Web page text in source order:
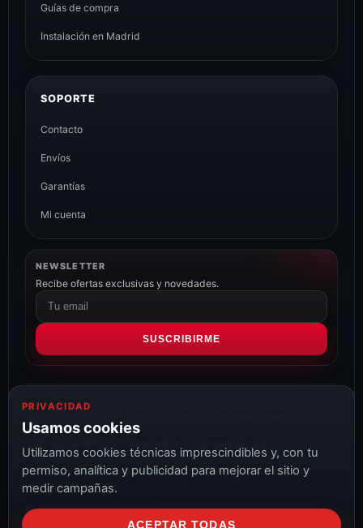
Guías de compra
Instalación en Madrid
SOPORTE
Contacto
Envíos
Garantías
Mi cuenta
NEWSLETTER
Recibe ofertas exclusivas y novedades.
Correo
electrónico
SUSCRIBIRME
© 2026 CCTV & Alarmas
PRIVACIDAD
Usamos cookies
Utilizamos cookies técnicas imprescindibles y, con tu
permiso, analítica y publicidad para mejorar el sitio y
medir campañas.
ACEPTAR TODAS